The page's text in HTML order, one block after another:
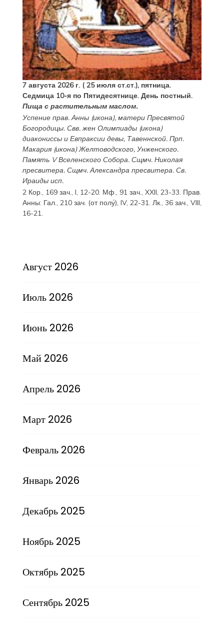
7 августа 2026 г. ( 25 июля ст.ст.), пятница.
Седмица 10-я по Пятидесятнице. День постный.
Пища с растительным маслом.
Успение прав.Анны(икона), матери Пресвятой
Богородицы. Свв. жен Олимпиады(икона)
диакониссы и Евпраксиидевы, Тавеннской. Прп.
Макария(икона) Желтоводского, Унженского.
Память V Вселенского Собора. Сщмч. Николая
пресвитера. Сщмч.Александрапресвитера. Св.
Ираидыисп.
2 Кор., 169 зач., I, 12-20. Мф., 91 зач., XXII, 23-33. Прав.
Анны: Гал., 210 зач. (от полу́), IV, 22-31. Лк., 36 зач., VIII,
16-21.
Август 2026
Июль 2026
Июнь 2026
Май 2026
Апрель 2026
Март 2026
Февраль 2026
Январь 2026
Декабрь 2025
Ноябрь 2025
Октябрь 2025
Сентябрь 2025